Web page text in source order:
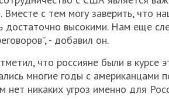
Вместе с тем могу заверить, что
достаточно высокими. Нам еще
- добавил он.
что россияне были в курсе
многие годы с американцами
нет никаких угроз именно для